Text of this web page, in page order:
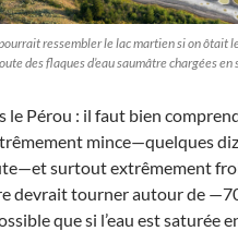
ressembler le lac martien si on ôtait
des flaques d’eau saumâtre chargées en
le Pérou : il faut bien
mince—quelques
surtout extrêmement
devrait tourner autour de
que si l’eau est saturée